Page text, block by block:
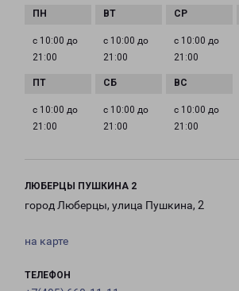
с 10:00 до
21:00
с 10:00 до
21:00
с 10:00 до
21:00
с 10:00 до
21:00
с 10:00 до
21:00
с 10:00 до
21:00
ЛЮБЕРЦЫ ПУШКИНА 2
город Люберцы, улица Пушкина, 2
на карте
ТЕЛЕФОН